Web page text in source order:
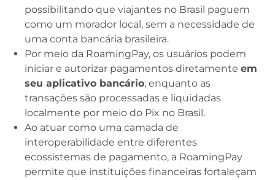
possibilitando que viajantes no Brasil paguem
como um morador local, sem a necessidade de
uma conta bancária brasileira.
Por meio da RoamingPay, os usuários podem
iniciar e autorizar pagamentos diretamente em
seu aplicativo bancário, enquanto as
transações são processadas e liquidadas
localmente por meio do Pix no Brasil.
Ao atuar como uma camada de
interoperabilidade entre diferentes
ecossistemas de pagamento, a RoamingPay
permite que instituições financeiras fortaleçam